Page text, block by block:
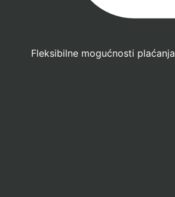
Fleksibilne mogućnosti plaćanja